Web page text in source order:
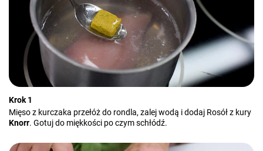
Krok 1
Mięso z kurczaka przełóż do rondla, zalej wodą i dodaj Rosół z kury
Knorr. Gotuj do miękkości po czym schłódź.